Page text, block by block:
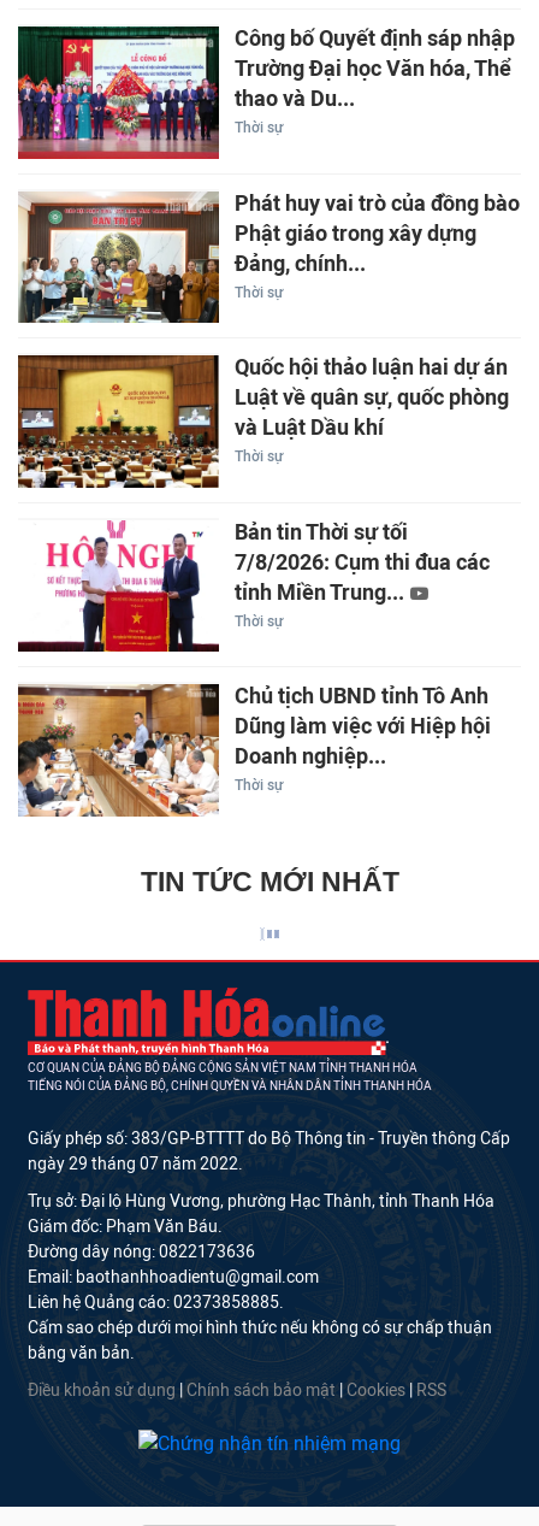
Công bố Quyết định sáp nhập
Trường Đại học Văn hóa, Thể
thao và Du...
Thời sự
Phát huy vai trò của đồng bào
Phật giáo trong xây dựng
Đảng, chính...
Thời sự
Quốc hội thảo luận hai dự án
Luật về quân sự, quốc phòng
và Luật Dầu khí
Thời sự
Bản tin Thời sự tối
7/8/2026: Cụm thi đua các
tỉnh Miền Trung...
Thời sự
Chủ tịch UBND tỉnh Tô Anh
Dũng làm việc với Hiệp hội
Doanh nghiệp...
Thời sự
TIN TỨC MỚI NHẤT
CƠ QUAN CỦA ĐẢNG BỘ ĐẢNG CỘNG SẢN VIỆT NAM TỈNH THANH HÓA
TIẾNG NÓI CỦA ĐẢNG BỘ, CHÍNH QUYỀN VÀ NHÂN DÂN TỈNH THANH HÓA
Giấy phép số: 383/GP-BTTTT do Bộ Thông tin - Truyền thông Cấp
ngày 29 tháng 07 năm 2022.
Trụ sở: Đại lộ Hùng Vương, phường Hạc Thành, tỉnh Thanh Hóa
Giám đốc: Phạm Văn Báu.
Đường dây nóng: 0822173636
Email: baothanhhoadientu@gmail.com
Liên hệ Quảng cáo: 02373858885.
Cấm sao chép dưới mọi hình thức nếu không có sự chấp thuận
bằng văn bản.
Điều khoản sử dụng Chính sách bảo mật Cookies RSS